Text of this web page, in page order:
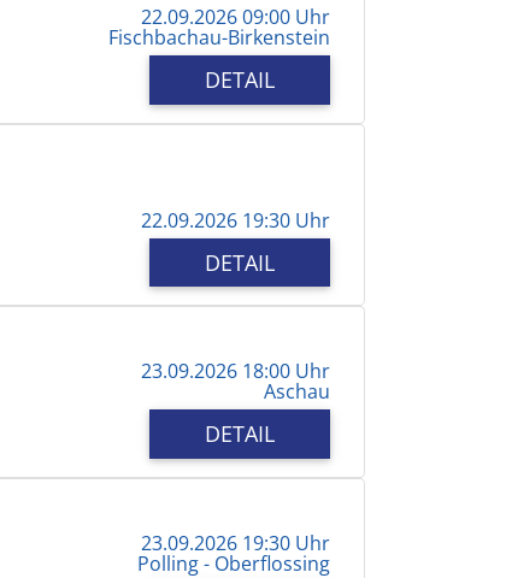
22.09.2026 09:00 Uhr
Fischbachau-Birkenstein
DETAIL
22.09.2026 19:30 Uhr
DETAIL
23.09.2026 18:00 Uhr
Aschau
DETAIL
23.09.2026 19:30 Uhr
Polling - Oberflossing